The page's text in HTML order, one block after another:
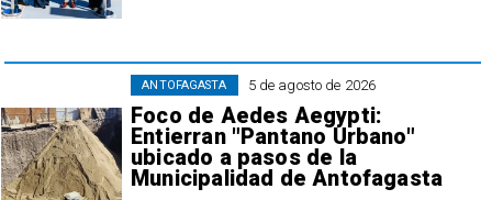
5 de agosto de 2026
Foco de Aedes Aegypti:
Entierran "Pantano Urbano"
ubicado a pasos de la
Municipalidad de Antofagasta
ANTOFAGASTA